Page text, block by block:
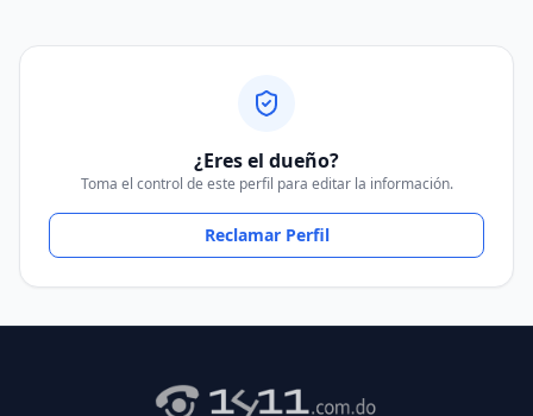
¿Eres el dueño?
Toma el control de este perfil para editar la información.
Reclamar Perfil